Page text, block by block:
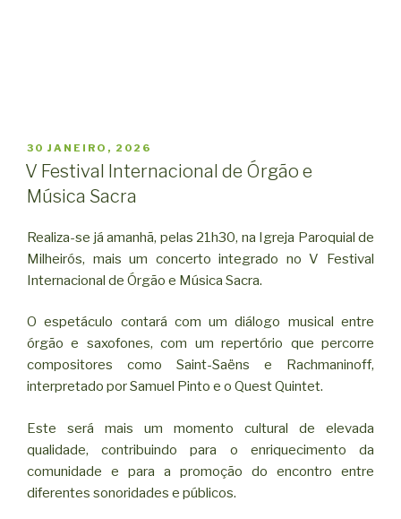
PUBLICADO
EM
30 JANEIRO, 2026
V Festival Internacional de Órgão e
Música Sacra
Realiza-se já amanhã, pelas 21h30, na Igreja Paroquial de
Milheirós, mais um concerto integrado no V Festival
Internacional de Órgão e Música Sacra.
O espetáculo contará com um diálogo musical entre
órgão e saxofones, com um repertório que percorre
compositores como Saint-Saëns e Rachmaninoff,
interpretado por Samuel Pinto e o Quest Quintet.
Este será mais um momento cultural de elevada
qualidade, contribuindo para o enriquecimento da
comunidade e para a promoção do encontro entre
diferentes sonoridades e públicos.